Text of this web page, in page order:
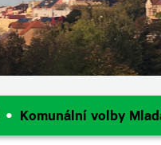
Komunální volby